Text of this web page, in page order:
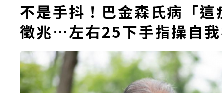
不是手抖！巴金森氏病「
徵兆…左右25下手指操自